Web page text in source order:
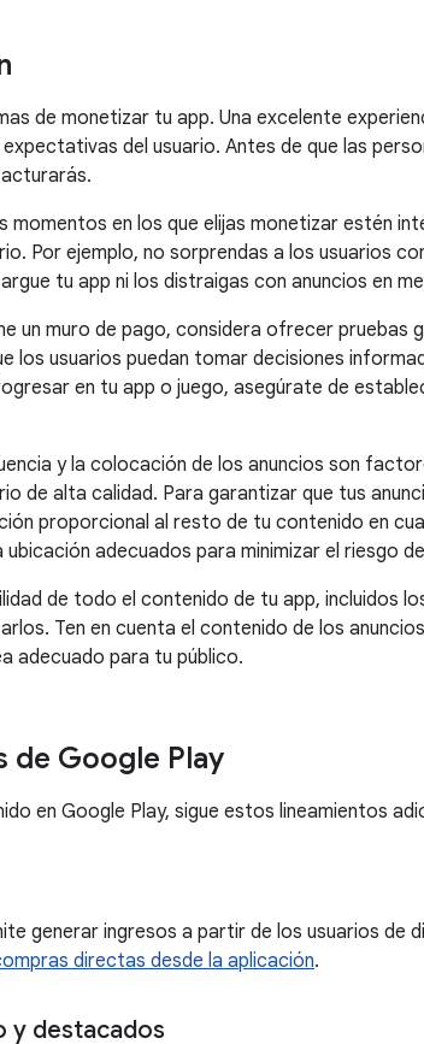
de monetizar tu app. Una excelente
del usuario. Antes de que las
momentos en los que elijas monetizar estén
Por ejemplo, no sorprendas a los usuarios
tu app ni los distraigas con anuncios en
un muro de pago, considera ofrecer pruebas
los usuarios puedan tomar decisiones
en tu app o juego, asegúrate de
y la colocación de los anuncios son
de alta calidad. Para garantizar que tus
proporcional al resto de tu contenido en
ubicación adecuados para minimizar el riesgo
de todo el contenido de tu app, incluidos
Ten en cuenta el contenido de los
adecuado para tu público.
de Google Play
en Google Play, sigue estos lineamientos
generar ingresos a partir de los usuarios de
directas desde la aplicación.
y destacados